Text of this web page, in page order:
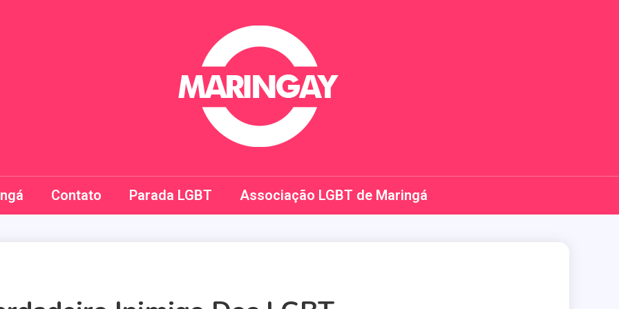
Maringay
Contato Parada LGBT Associação LGBT de Maringá